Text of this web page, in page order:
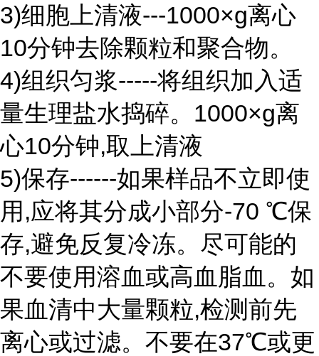
3)细胞上清液---1000×g离心
10分钟去除颗粒和聚合物。
4)组织匀浆-----将组织加入适
量生理盐水捣碎。1000×g离
心10分钟,取上清液
5)保存------如果样品不立即使
用,应将其分成小部分-70 ℃保
存,避免反复冷冻。尽可能的
不要使用溶血或高血脂血。如
果血清中大量颗粒,检测前先
离心或过滤。不要在37℃或更